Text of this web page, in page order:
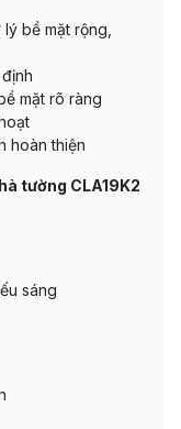
lý bề mặt rộng,
mặt rõ ràng
hoàn thiện
tường CLA19K2
sáng